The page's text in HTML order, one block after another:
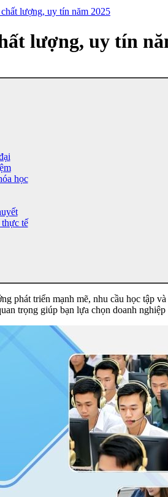
lượng, uy tín năm 2025
lượng, uy tín
học
tế
phát triển mạnh mẽ, nhu cầu học tập
trọng giúp bạn lựa chọn doanh